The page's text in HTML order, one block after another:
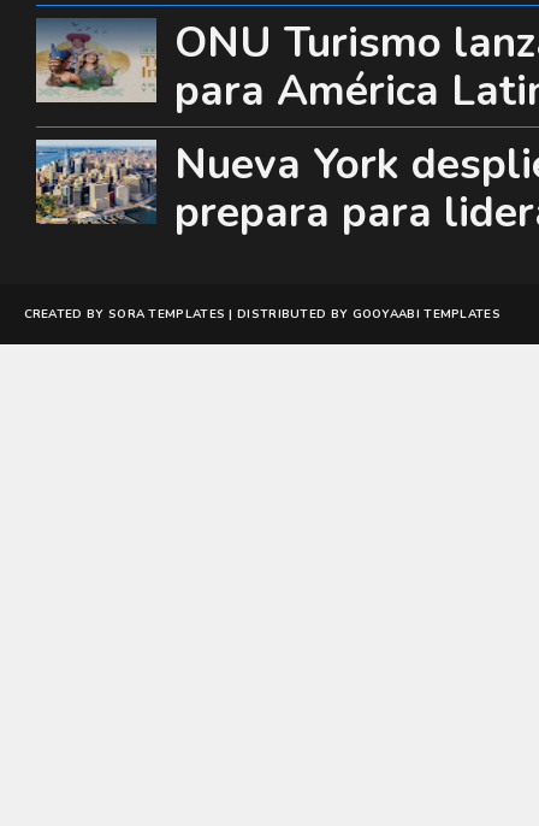
ONU Turismo
para América
Nueva York
prepara para
CREATED BY SORA TEMPLATES | DISTRIBUTED BY GOOYAABI TEMPLATES